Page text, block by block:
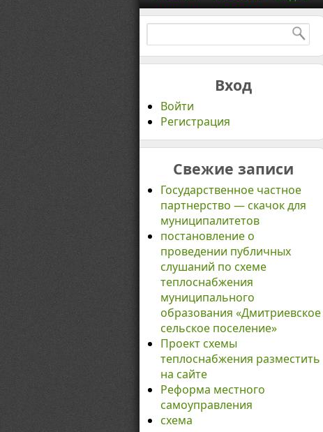
Вход
Войти
Регистрация
Свежие записи
Государственное частное
партнерство — скачок для
муниципалитетов
постановление о
проведении публичных
слушаний по схеме
теплоснабжения
муниципального
образования «Дмитриевское
сельское поселение»
Проект схемы
теплоснабжения разместить
на сайте
Реформа местного
самоуправления
схема